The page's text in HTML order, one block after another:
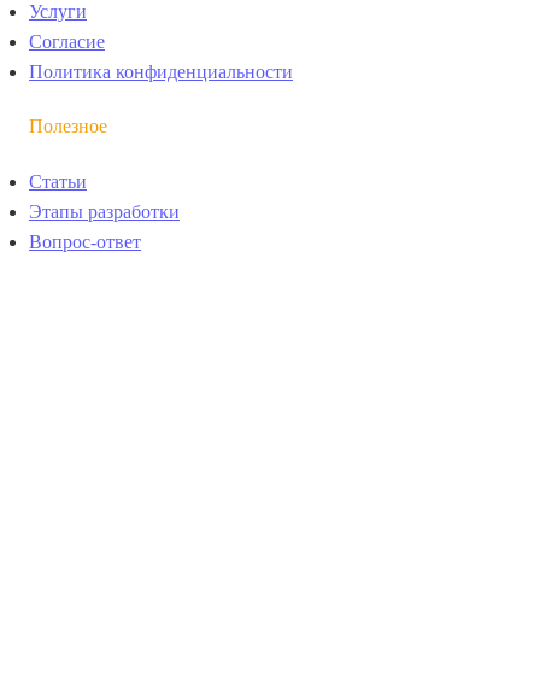
Услуги
Согласие
Политика конфиденциальности
Полезное
Статьи
Этапы разработки
Вопрос-ответ